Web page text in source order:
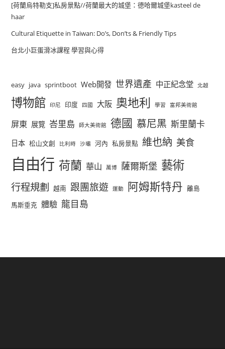
[荷蘭烏特勒支]私房景點//荷蘭最大的城堡：德哈爾城堡kasteel de
haar
Cultural Etiquette in Taiwan: Do’s, Don’ts & Friendly Tips
台北小巨蛋滑冰課程 學習與心得
easy java sprintboot Web開發 世界遺產 中正紀念堂 北越
博物館 印尼 印度 四國 大阪 奧地利 學習 富邦美術館
屏東 展覽 峇里島 師大美術館 德國 慕尼黑 斯里蘭卡
日本 松山文創 比利時 沙壩 河內 私房景點 維也納 美食
自由行 荷蘭 華山 萬博 薩爾斯堡 藝術
行程規劃 越南 跟團旅遊 運動 阿姆斯特丹 離島
馬斯垂克 體驗 龍目島